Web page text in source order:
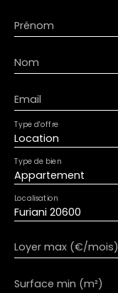
Prénom
Nom
Email
Location
Type d'offre
Appartement
Type de bien
Furiani 20600
Localisation
Loyer max (€/mois)
Surface min (m²)